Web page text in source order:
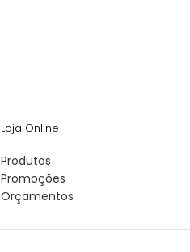
Loja Online
Produtos
Promoções
Orçamentos